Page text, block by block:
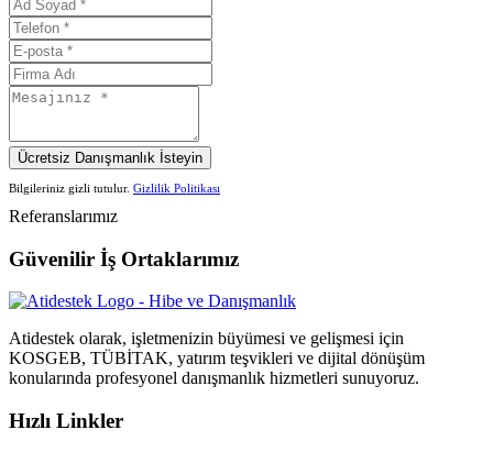
Ücretsiz Danışmanlık İsteyin
Bilgileriniz gizli tutulur. Gizlilik Politikası
Referanslarımız
Güvenilir İş Ortaklarımız
Atidestek olarak, işletmenizin büyümesi ve gelişmesi için
KOSGEB, TÜBİTAK, yatırım teşvikleri ve dijital dönüşüm
konularında profesyonel danışmanlık hizmetleri sunuyoruz.
Hızlı Linkler